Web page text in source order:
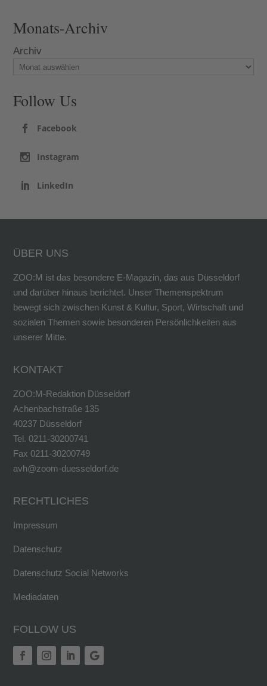
Monats-Archiv
Archiv
Follow Us
Facebook
Instagram
LinkedIn
ÜBER UNS
ZOO:M ist das besondere E-Magazin, das aus Düsseldorf
und darüber hinaus berichtet. Unser Themenspektrum
bewegt sich zwischen Kunst & Kultur, Sport, Wirtschaft und
sozialen Themen sowie besonderen Persönlichkeiten aus
unserer Mitte.
KONTAKT
ZOO:M-Redaktion Düsseldorf
Achenbachstraße 135
40237 Düsseldorf
Tel. 0211-30200741
Fax 0211-30200749
avh@zoom-duesseldorf.de
RECHTLICHES
Impressum
Datenschutz
Datenschutz Social Networks
Mediadaten
FOLLOW US